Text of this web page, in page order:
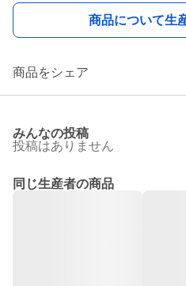
商品について生
商品をシェア
みんなの投稿
投稿はありません
同じ生産者の商品